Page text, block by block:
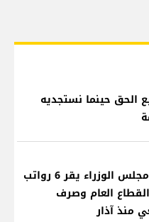
الحق حينما نستجديه
معلومات للـLBCI: مجلس الوزراء يقر 6 رواتب
العام وصرف
منذ آذار